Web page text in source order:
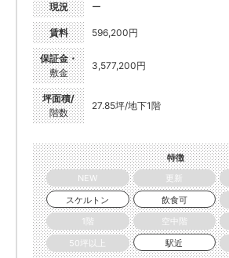
現況 ー
賃料 596,200円
保証金・
敷金
3,577,200円
坪面積/
階数
27.85坪/地下1階
特徴
NEW
更新
スケルトン
飲食可
1階
空中階
50坪以上
駅近